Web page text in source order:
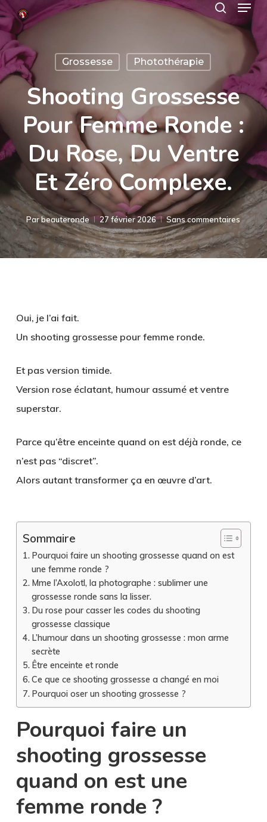
Skip
to
main
content
search
Grossesse Photothérapie
Shooting Grossesse
Pour Femme Ronde :
Du Rose, Du Ventre
Et Zéro Complexe.
Parbeauteronde 27 février 2026 Sans commentaires
Oui, je l’ai fait.
Un shooting grossesse pour femme ronde.
Et pas version timide.
Version rose éclatant, humour assumé et ventre
superstar.
Parce qu’être enceinte quand on est déjà ronde, ce
n’est pas “discret”.
Alors autant transformer ça en œuvre d’art.
Sommaire
Pourquoi faire un shooting grossesse quand on est
une femme ronde ?
Mme l’Axolotl, la photographe : sublimer une
grossesse ronde sans la lisser.
Du rose pour casser les codes du shooting
grossesse classique
L’humour dans un shooting grossesse : mon arme
secrète
Être enceinte et ronde
Ce que ce shooting grossesse a changé en moi
Pourquoi oser un shooting grossesse ?
Pourquoi faire un
shooting grossesse
quand on est une
femme ronde ?
Close
Menu